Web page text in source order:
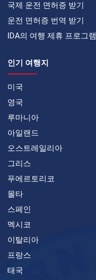
국제 운전 면허증 받기
운전 면허증 번역 받기
IDA의 여행 제휴 프로그램
인기 여행지
미국
영국
루마니아
아일랜드
오스트레일리아
그리스
푸에르토리코
몰타
스페인
멕시코
이탈리아
프랑스
태국